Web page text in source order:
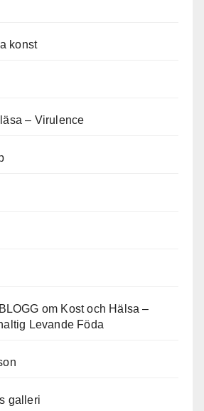
konst
– Virulence
om Kost och Hälsa –
Levande Föda
galleri